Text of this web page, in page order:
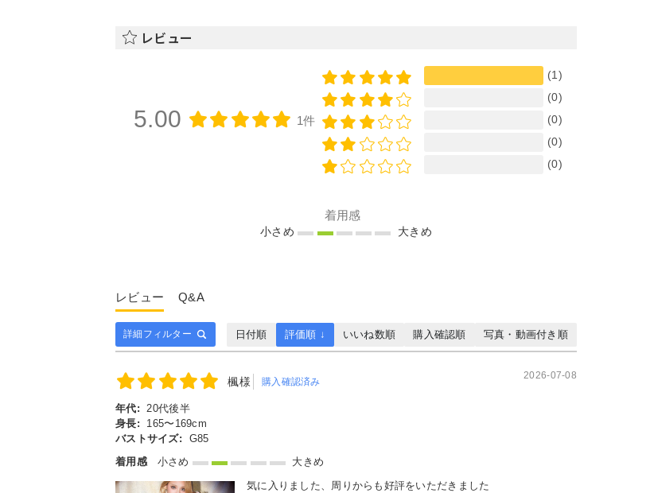
レビュー
5.00 1件
(1)
(0)
(0)
(0)
(0)
着用感
小さめ 大きめ
レビュー Q&A
詳細フィルター 日付順 評価順 ↓ いいね数順 購入確認順 写真・動画付き順
楓様 購入確認済み
2026-07-08
年代: 20代後半
身長:
165〜169cm
バストサイズ:
G85
着用感
小さめ
大きめ
気に入りました、周りからも好評をいただきました